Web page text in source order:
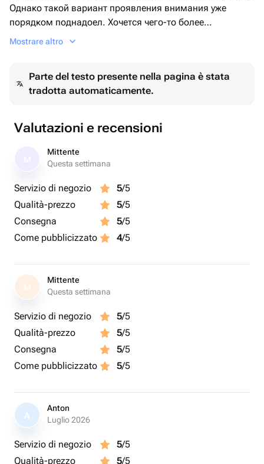
Однако такой вариант проявления внимания уже
порядком поднадоел. Хочется чего-то более
оригинального.
рождения, юбилей или любую другую знаменательную
дату. Также это прекрасный вариант подарка без
независимо от пола, возраста и социального статуса.
ВНИМАНИЕ
Mostrare altro
Parte del testo presente nella pagina è stata
tradotta automaticamente.
Valutazioni e recensioni
Mittente
Questa settimana
Servizio di negozio 5/5
Qualità-prezzo
5/5
Consegna
5/5
Come pubblicizzato
4/5
M
Mittente
Questa settimana
Servizio di negozio 5/5
Qualità-prezzo
5/5
Consegna
5/5
Come pubblicizzato
5/5
A
Anton
Luglio 2026
Servizio di negozio 5/5
Qualità-prezzo
5/5